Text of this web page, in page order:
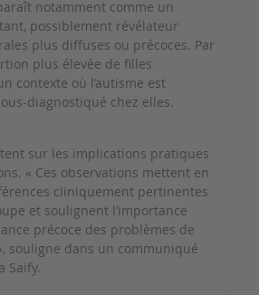
notamment comme un
possiblement révélateur
plus diffuses ou précoces. Par
plus élevée de filles
contexte où l’autisme est
diagnostiqué chez elles.
sur les implications pratiques
« Ces observations mettent en
cliniquement pertinentes
et soulignent l’importance
précoce des problèmes de
souligne dans un communiqué
Saify.